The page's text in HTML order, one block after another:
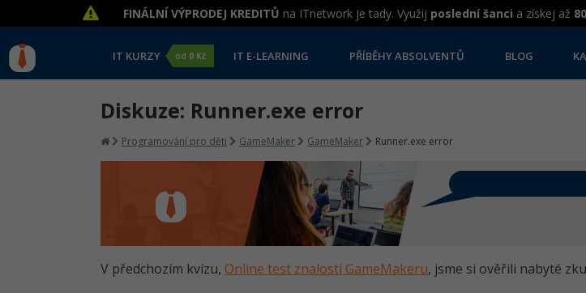
FINÁLNÍ VÝPRODEJ KREDITŮ na ITnetwork je tady. Využij poslední šanci a získej až
IT KURZY od 0 Kč IT E-LEARNING PŘÍBĚHY ABSOLVENTŮ BLOG
Diskuze: Runner.exe error
Programování pro děti GameMaker GameMaker Runner.exe error
V předchozím kvízu, Online test znalostí GameMakeru, jsme si ověřili nabyté